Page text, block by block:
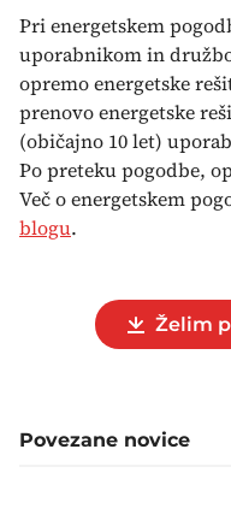
Pri energetskem
uporabnikom in
opremo energetske
prenovo energetske
(običajno 10 let)
Po preteku pogodbe,
Več o energetskem
blogu.
Želim
Povezane novice